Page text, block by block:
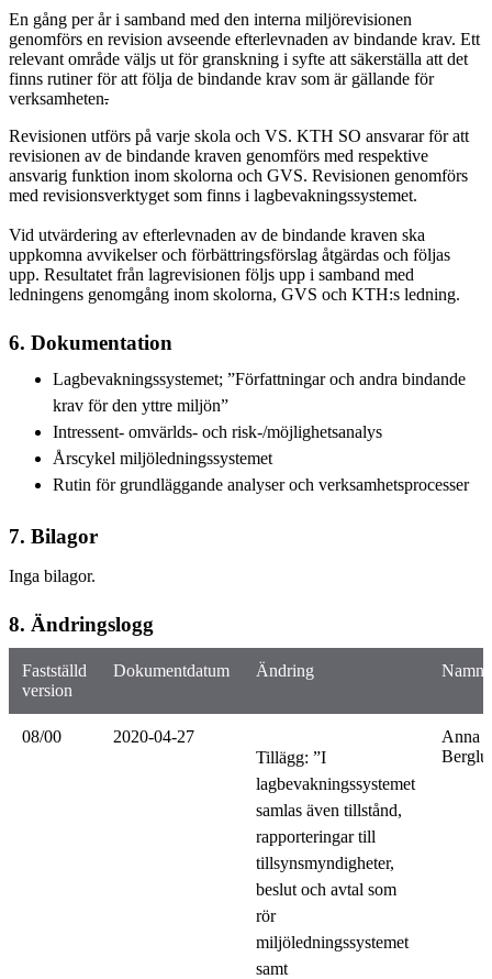
En gång per år i samband med den interna miljörevisionen
genomförs en revision avseende efterlevnaden av bindande krav. Ett
relevant område väljs ut för granskning i syfte att säkerställa att det
finns rutiner för att följa de bindande krav som är gällande för
verksamheten.
Revisionen utförs på varje skola och VS. KTH SO ansvarar för att
revisionen av de bindande kraven genomförs med respektive
ansvarig funktion inom skolorna och GVS. Revisionen genomförs
med revisionsverktyget som finns i lagbevakningssystemet.
Vid utvärdering av efterlevnaden av de bindande kraven ska
uppkomna avvikelser och förbättringsförslag åtgärdas och följas
upp. Resultatet från lagrevisionen följs upp i samband med
ledningens genomgång inom skolorna, GVS och KTH:s ledning.
6. Dokumentation
Lagbevakningssystemet; ”Författningar och andra bindande
krav för den yttre miljön”
Intressent- omvärlds- och risk-/möjlighetsanalys
Årscykel miljöledningssystemet
Rutin för grundläggande analyser och verksamhetsprocesser
7. Bilagor
Inga bilagor.
8. Ändringslogg
Fastställd
version
Dokumentdatum Ändring Namn
08/00
2020-04-27
Tillägg: ”I
lagbevakningssystemet
samlas även tillstånd,
rapporteringar till
tillsynsmyndigheter,
beslut och avtal som
rör
miljöledningssystemet
samt
Anna